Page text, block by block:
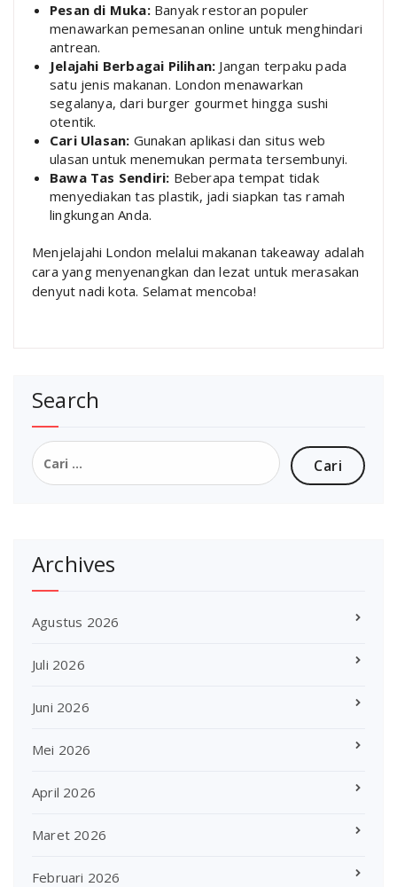
Pesan di Muka:Banyak restoran populer
menawarkan pemesanan online untuk menghindari
antrean.
Jelajahi Berbagai Pilihan: Jangan terpaku pada
satu jenis makanan. London menawarkan
segalanya, dari burger gourmet hingga sushi
otentik.
Cari Ulasan: Gunakan aplikasi dan situs web
ulasan untuk menemukan permata tersembunyi.
Bawa Tas Sendiri: Beberapa tempat tidak
menyediakan tas plastik, jadi siapkan tas ramah
lingkungan Anda.
Menjelajahi London melalui makanan takeaway adalah
cara yang menyenangkan dan lezat untuk merasakan
denyut nadi kota. Selamat mencoba!
Search
Cari
untuk:
Archives
Agustus 2026
Juli 2026
Juni 2026
Mei 2026
April 2026
Maret 2026
Februari 2026